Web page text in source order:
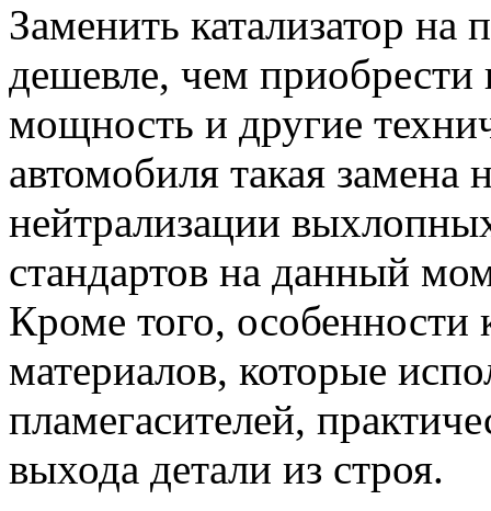
Заменить катализатор на
дешевле, чем
мощность и другие
автомобиля такая замена
нейтрализации
стандартов на данный
Кроме того, особенности
материалов, которые
пламегасителей,
выхода детали из строя.